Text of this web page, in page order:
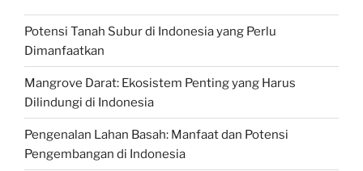
Potensi Tanah Subur di Indonesia yang Perlu
Dimanfaatkan
Mangrove Darat: Ekosistem Penting yang Harus
Dilindungi di Indonesia
Pengenalan Lahan Basah: Manfaat dan Potensi
Pengembangan di Indonesia